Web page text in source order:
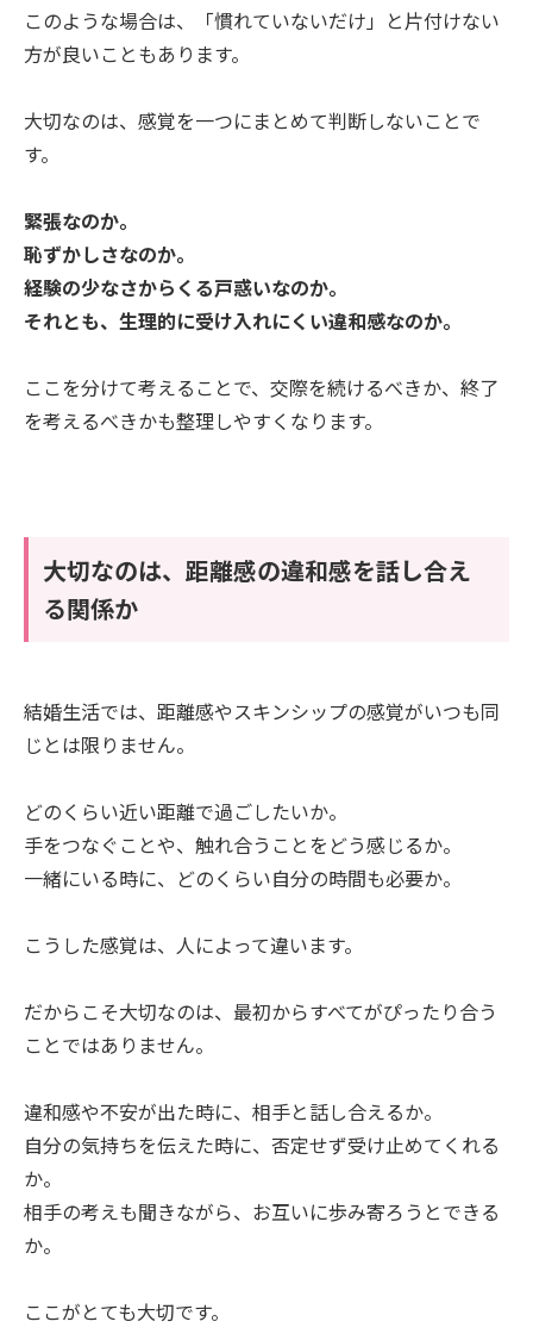
このような場合は、「慣れていないだけ」と片付けない
方が良いこともあります。
大切なのは、感覚を一つにまとめて判断しないことで
す。
緊張なのか。
恥ずかしさなのか。
経験の少なさからくる戸惑いなのか。
それとも、生理的に受け入れにくい違和感なのか。
ここを分けて考えることで、交際を続けるべきか、終了
を考えるべきかも整理しやすくなります。
大切なのは、距離感の違和感を話し合え
る関係か
結婚生活では、距離感やスキンシップの感覚がいつも同
じとは限りません。
どのくらい近い距離で過ごしたいか。
手をつなぐことや、触れ合うことをどう感じるか。
一緒にいる時に、どのくらい自分の時間も必要か。
こうした感覚は、人によって違います。
だからこそ大切なのは、最初からすべてがぴったり合う
ことではありません。
違和感や不安が出た時に、相手と話し合えるか。
自分の気持ちを伝えた時に、否定せず受け止めてくれる
か。
相手の考えも聞きながら、お互いに歩み寄ろうとできる
か。
ここがとても大切です。